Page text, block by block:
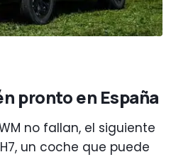
pronto en España
no fallan, el siguiente
H7, un coche que puede